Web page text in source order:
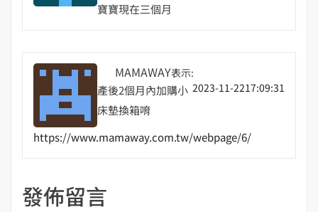
寶寶現在三個月
MAMAWAY表示:
2023-11-2217:09:31
產後2個月內加購小
床墊換箱唷
https://www.mamaway.com.tw/webpage/6/
發佈留言